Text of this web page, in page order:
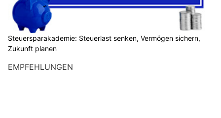
Steuersparakademie: Steuerlast senken, Vermögen sichern,
Zukunft planen
EMPFEHLUNGEN